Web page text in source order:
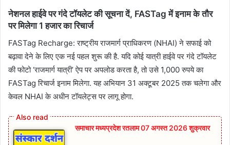
नेशनल हाईवे पर गंदे टॉयलेट की सूचना दें, FASTag में इनाम के तौर
पर मिलेगा 1 हजार का रिचार्ज
FASTag Recharge: राष्ट्रीय राजमार्ग प्राधिकरण (NHAI) ने सफाई को
बढ़ावा देने के लिए एक नई पहल शुरू की है. यदि कोई यात्री हाईवे पर गंदे टॉयलेट
की फोटो ‘राजमार्ग यात्री’ ऐप पर अपलोड करता है, तो उसे 1,000 रुपये का
FASTag रिचार्ज इनाम मिलेगा. यह अभियान 31 अक्टूबर 2025 तक चलेगा और
केवल NHAI के अधीन टॉयलेट्स पर लागू होगा.
समाचार मध्यप्रदेश रतलाम 07 अगस्त 2026 शुक्रवार